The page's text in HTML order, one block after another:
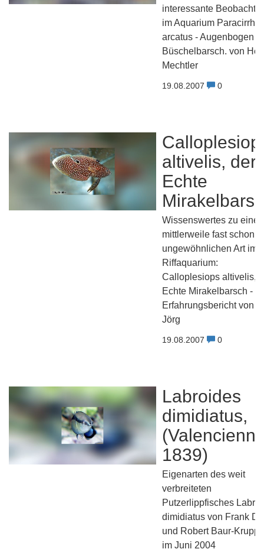
interessante
im Aquarium
arcatus - Augenbogen
Büschelbarsch. von
Mechtler
19.08.2007 0
altivelis, der
Echte
Wissenswertes zu einer
mittlerweile fast schon
ungewöhnlichen Art im
Riffaquarium:
Calloplesiops altivelis,
Echte Mirakelbarsch -
Erfahrungsbericht von
Jörg
19.08.2007 0
Labroides
dimidiatus,
1839)
Eigenarten des weit
verbreiteten
Putzerlippfisches
dimidiatus von Frank
und Robert Baur-
im Juni 2004